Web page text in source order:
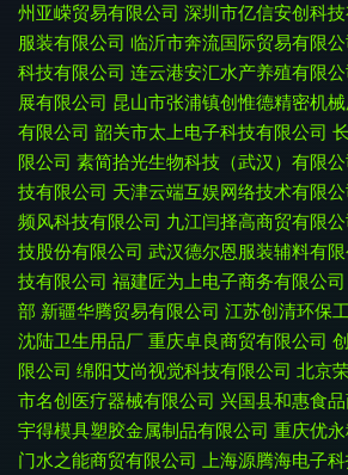
州亚嵘贸易有限公司 深圳市亿信安创科
服装有限公司 临沂市奔流国际贸易有限公
科技有限公司 连云港安汇水产养殖有限公
展有限公司 昆山市张浦镇创惟德精密机
有限公司 韶关市太上电子科技有限公司
限公司 素简拾光生物科技（武汉）有限公
技有限公司 天津云端互娱网络技术有限公
频风科技有限公司 九江闫择高商贸有限公
技股份有限公司 武汉德尔恩服装辅料有
技有限公司 福建匠为上电子商务有限公司
部 新疆华腾贸易有限公司 江苏创清环保
沈陆卫生用品厂 重庆卓良商贸有限公司
限公司 绵阳艾尚视觉科技有限公司 北京
市名创医疗器械有限公司 兴国县和惠食
宇得模具塑胶金属制品有限公司 重庆优
门水之能商贸有限公司 上海源腾海电子